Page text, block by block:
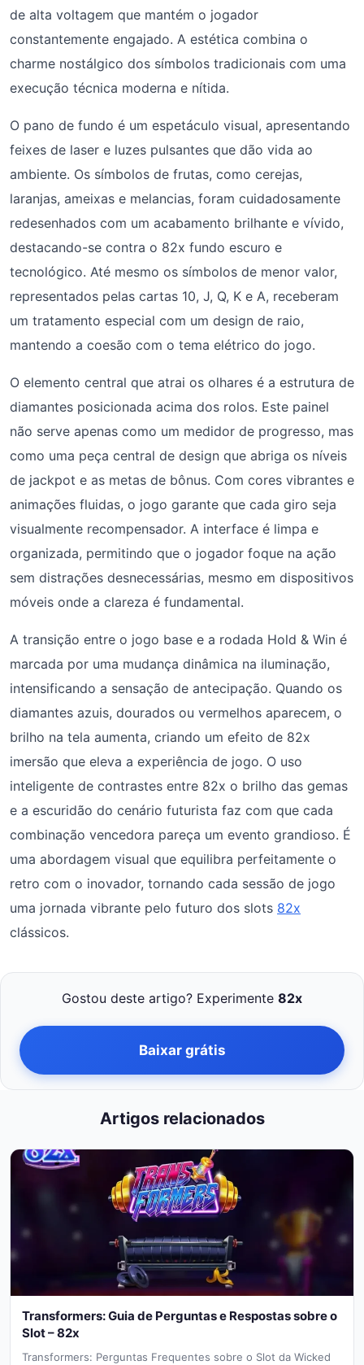
de alta voltagem que mantém o jogador
constantemente engajado. A estética combina o
charme nostálgico dos símbolos tradicionais com uma
execução técnica moderna e nítida.
O pano de fundo é um espetáculo visual, apresentando
feixes de laser e luzes pulsantes que dão vida ao
ambiente. Os símbolos de frutas, como cerejas,
laranjas, ameixas e melancias, foram cuidadosamente
redesenhados com um acabamento brilhante e vívido,
destacando-se contra o 82x fundo escuro e
tecnológico. Até mesmo os símbolos de menor valor,
representados pelas cartas 10, J, Q, K e A, receberam
um tratamento especial com um design de raio,
mantendo a coesão com o tema elétrico do jogo.
O elemento central que atrai os olhares é a estrutura de
diamantes posicionada acima dos rolos. Este painel
não serve apenas como um medidor de progresso, mas
como uma peça central de design que abriga os níveis
de jackpot e as metas de bônus. Com cores vibrantes e
animações fluidas, o jogo garante que cada giro seja
visualmente recompensador. A interface é limpa e
organizada, permitindo que o jogador foque na ação
sem distrações desnecessárias, mesmo em dispositivos
móveis onde a clareza é fundamental.
A transição entre o jogo base e a rodada Hold & Win é
marcada por uma mudança dinâmica na iluminação,
intensificando a sensação de antecipação. Quando os
diamantes azuis, dourados ou vermelhos aparecem, o
brilho na tela aumenta, criando um efeito de 82x
imersão que eleva a experiência de jogo. O uso
inteligente de contrastes entre 82x o brilho das gemas
e a escuridão do cenário futurista faz com que cada
combinação vencedora pareça um evento grandioso. É
uma abordagem visual que equilibra perfeitamente o
retro com o inovador, tornando cada sessão de jogo
uma jornada vibrante pelo futuro dos slots 82x
clássicos.
Gostou deste artigo? Experimente 82x
Baixar grátis
Artigos relacionados
Transformers: Guia de Perguntas e Respostas sobre o
Slot – 82x
Transformers: Perguntas Frequentes sobre o Slot da Wicked